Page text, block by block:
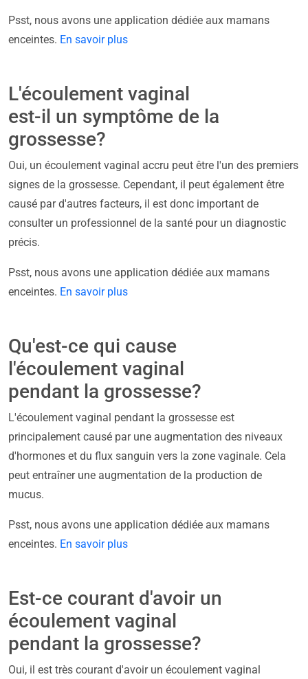
Psst, nous avons une application dédiée aux mamans
enceintes. En savoir plus
L'écoulement vaginal
est-il un symptôme de la
grossesse?
Oui, un écoulement vaginal accru peut être l'un des premiers
signes de la grossesse. Cependant, il peut également être
causé par d'autres facteurs, il est donc important de
consulter un professionnel de la santé pour un diagnostic
précis.
Psst, nous avons une application dédiée aux mamans
enceintes. En savoir plus
Qu'est-ce qui cause
l'écoulement vaginal
pendant la grossesse?
L'écoulement vaginal pendant la grossesse est
principalement causé par une augmentation des niveaux
d'hormones et du flux sanguin vers la zone vaginale. Cela
peut entraîner une augmentation de la production de
mucus.
Psst, nous avons une application dédiée aux mamans
enceintes. En savoir plus
Est-ce courant d'avoir un
écoulement vaginal
pendant la grossesse?
Oui, il est très courant d'avoir un écoulement vaginal